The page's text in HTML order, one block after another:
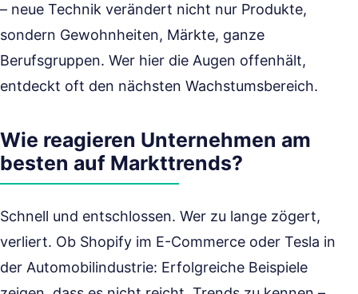
– neue Technik verändert nicht nur Produkte,
sondern Gewohnheiten, Märkte, ganze
Berufsgruppen. Wer hier die Augen offenhält,
entdeckt oft den nächsten Wachstumsbereich.
Wie reagieren Unternehmen am
besten auf Markttrends?
Schnell und entschlossen. Wer zu lange zögert,
verliert. Ob Shopify im E-Commerce oder Tesla in
der Automobilindustrie: Erfolgreiche Beispiele